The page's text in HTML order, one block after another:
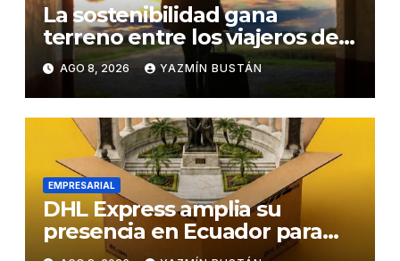
La sostenibilidad gana
terreno entre los viajeros de
negocios
AGO 8, 2026 YAZMÍN BUSTÁN
EMPRESARIAL
DHL Express amplia su
presencia en Ecuador para
responder al crecimiento de